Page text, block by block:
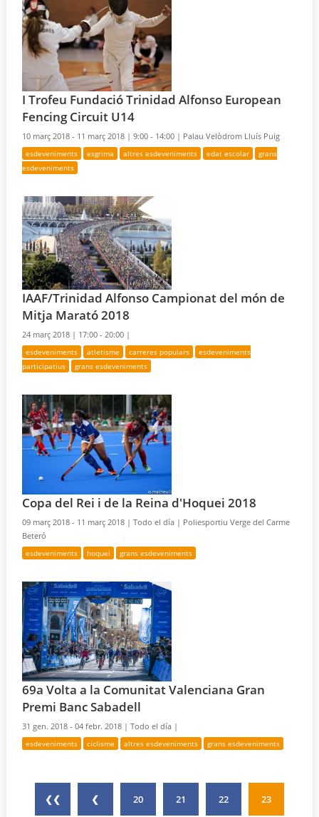
I Trofeu Fundació Trinidad Alfonso European
Fencing Circuit U14
10 març 2018 - 11 març 2018 |9:00 - 14:00 | Palau Velòdrom Lluís Puig
esdeveniments esgrima altres esdeveniments edat escolar
grans
esdeveniments
IAAF/Trinidad Alfonso Campionat del món de
Mitja Marató 2018
24 març 2018 | 17:00 - 20:00 |
esdeveniments atletisme carreres populars
esdeveniments
participatius
grans esdeveniments
Copa del Rei i de la Reina d'Hoquei 2018
09 març 2018 - 11 març 2018 |Todo el día | Poliesportiu Verge del Carme
Beteró
esdeveniments hoquei grans esdeveniments
69a Volta a la Comunitat Valenciana Gran
Premi Banc Sabadell
31 gen. 2018 - 04 febr. 2018 |Todo el día |
esdeveniments ciclisme altres esdeveniments grans esdeveniments
❮❮ ❮ 20 21 22 23